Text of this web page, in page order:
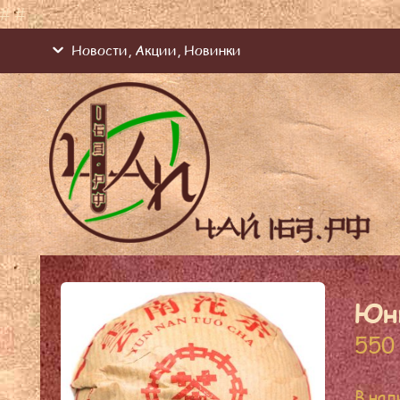
# #
Новости, Акции, Новинки